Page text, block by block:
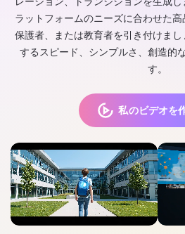
ラットフォームのニーズに合わせた高
保護者、または教育者を引き付けま
するスピード、シンプルさ、創造的
す。
私のビデオを